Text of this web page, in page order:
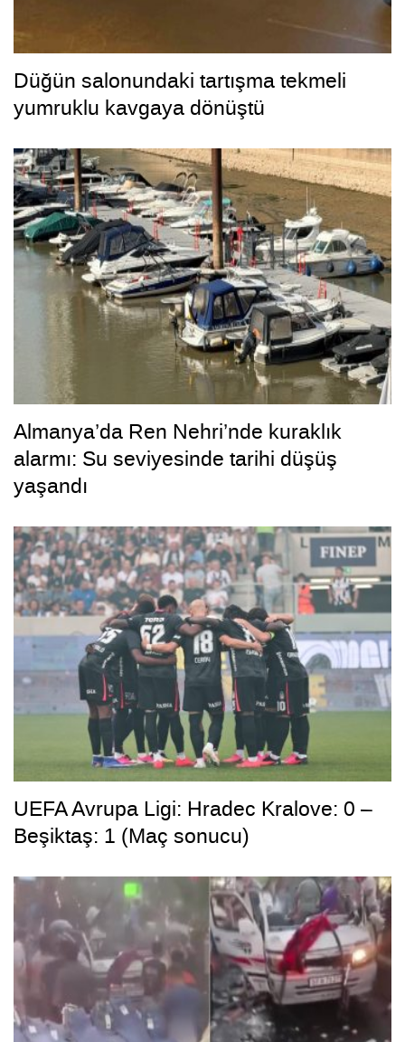
Düğün salonundaki tartışma tekmeli
yumruklu kavgaya dönüştü
Almanya’da Ren Nehri’nde kuraklık
alarmı: Su seviyesinde tarihi düşüş
yaşandı
UEFA Avrupa Ligi: Hradec Kralove: 0 –
Beşiktaş: 1 (Maç sonucu)